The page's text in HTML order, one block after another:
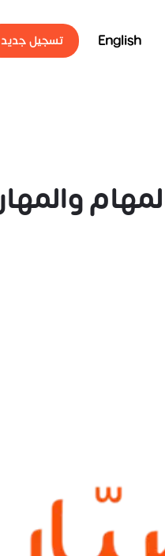
English تسجيل جديد